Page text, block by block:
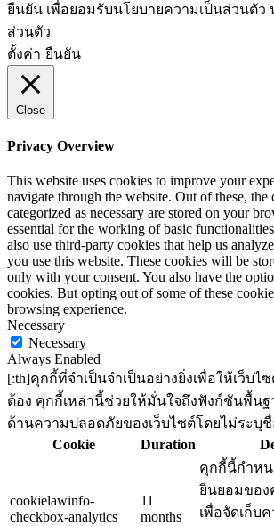
ยืนยัน เพื่อยอมรับนโยบายความเป็นส่วนตัว
ส่วนตัว
ตั้งค่า ยืนยัน
Close
Privacy Overview
This website uses cookies to improve your
navigate through the website. Out of these, the
categorized as necessary are stored on your
essential for the working of basic
also use third-party cookies that help us
you use this website. These cookies will be
only with your consent. You also have the
cookies. But opting out of some of these
browsing experience.
Necessary
Necessary
Always Enabled
[:th]คุกกี้ที่จำเป็นจำเป็นอย่างยิ่งเพื่อให้เว็บไ
ต้อง คุกกี้เหล่านี้ช่วยให้มั่นใจถึงฟังก์ชันพื้
ด้านความปลอดภัยของเว็บไซต์โดยไม่ระบุชื่
Cookie
Duration
cookielawinfo-
checkbox-analytics
11
months
คุกกี้นี้กำห
ยินยอมของ
เพื่อจัดเก็บ